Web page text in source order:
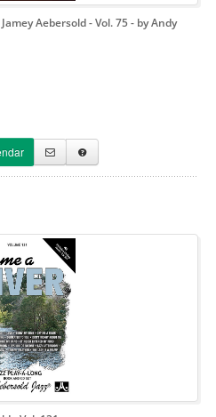
Aebersold - Vol. 75- by Andy